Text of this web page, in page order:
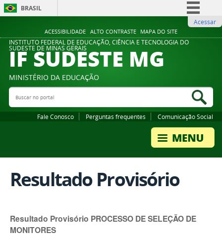
ACESSIBILIDADE ALTO CONTRASTE MAPA DO SITE
BRASIL
Comunica BR
Participe
Legislação
Acessar
INSTITUTO FEDERAL DE EDUCAÇÃO, CIÊNCIA E TECNOLOGIA DO
SUDESTE DE MINAS GERAIS
IF SUDESTE MG
MINISTÉRIO DA EDUCAÇÃO
Buscar no portal
Fale Conosco Perguntas frequentes Comunicação Social
Resultado Provisório
Resultado Provisório PROCESSO DE SELEÇÃO DE
MONITORES